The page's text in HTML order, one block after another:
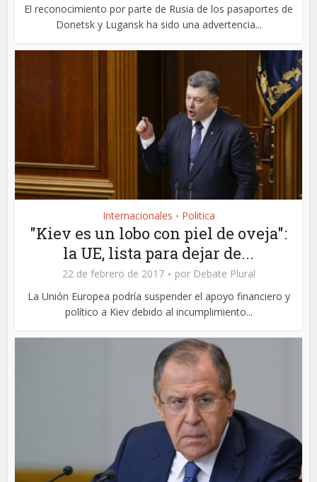
El reconocimiento por parte de Rusia de los pasaportes de
Donetsk y Lugansk ha sido una advertencia...
Internacionales • Politica
"Kiev es un lobo con piel de oveja":
la UE, lista para dejar de...
22 de febrero de 2017 por Debate Plural
La Unión Europea podría suspender el apoyo financiero y
político a Kiev debido al incumplimiento...